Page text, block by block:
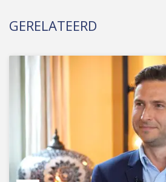
GERELATEERD